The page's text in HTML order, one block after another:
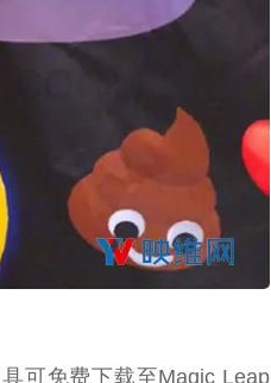
可免费下载至Magic Leap
）